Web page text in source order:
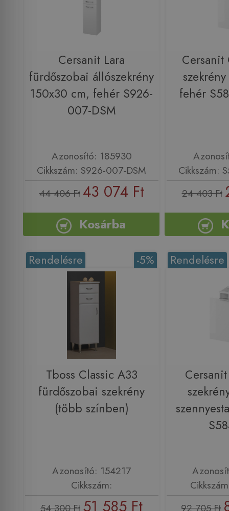
Cersanit Lara
fürdőszobai állószekrény
150x30 cm, fehér S926-
007-DSM
Azonosító: 185930
Cikkszám: S926-007-DSM
44 406 Ft 43 074 Ft
Kosárba
fehér
Cikkszám:
24 403 Ft
-5%
Rendelésre
Tboss Classic A33
fürdőszobai szekrény
(több színben)
Azonosító: 154217
Cikkszám:
51 585 Ft
Rendelésre